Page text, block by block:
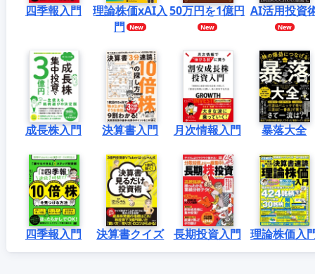
四季報入門
理論株価xAI入
門
50万円を1億円 AI活用投資
成長株入門 決算書入門 月次情報入門 暴落大全
四季報入門 決算書クイズ 長期投資入門 理論株価入